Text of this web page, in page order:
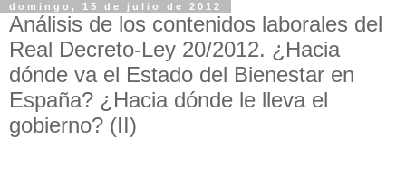
domingo, 15 de julio de 2012
Análisis de los contenidos laborales del
Real Decreto-Ley 20/2012. ¿Hacia
dónde va el Estado del Bienestar en
España? ¿Hacia dónde le lleva el
gobierno? (II)